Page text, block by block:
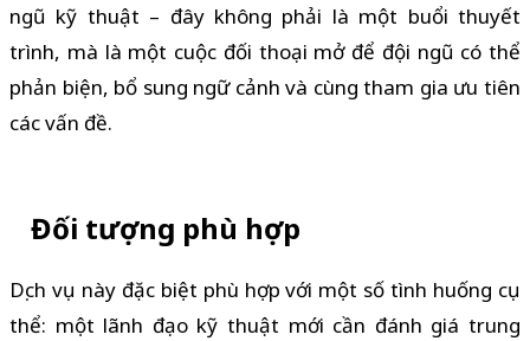
ngũ kỹ thuật – đây không phải là một buổi thuyết
trình, mà là một cuộc đối thoại mở để đội ngũ có thể
phản biện, bổ sung ngữ cảnh và cùng tham gia ưu tiên
các vấn đề.
Đối tượng phù hợp
Dịch vụ này đặc biệt phù hợp với một số tình huống cụ
thể: một lãnh đạo kỹ thuật mới cần đánh giá trung